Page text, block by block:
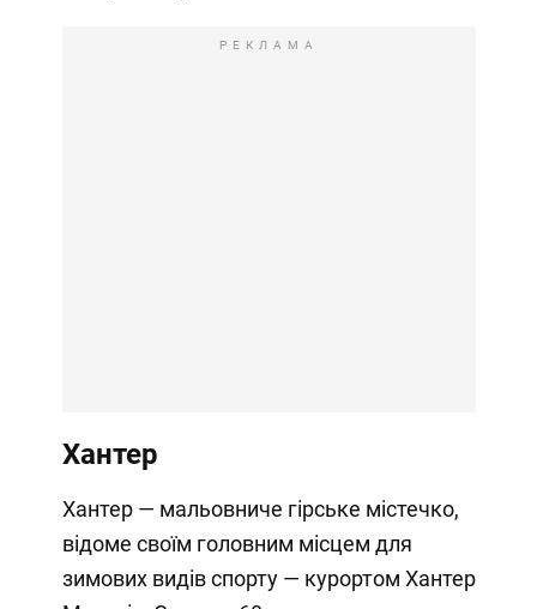
РЕКЛАМА
Хантер
Хантер — мальовниче гірське містечко,
відоме своїм головним місцем для
зимових видів спорту — курортом Хантер